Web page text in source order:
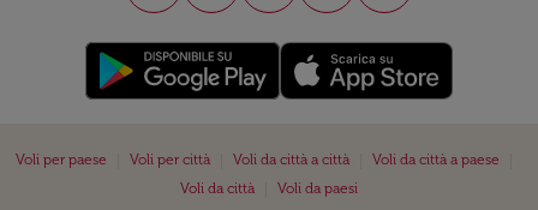
Voli per paese Voli per città Voli da città a città Voli da città a paese
Voli da città
Voli da paesi